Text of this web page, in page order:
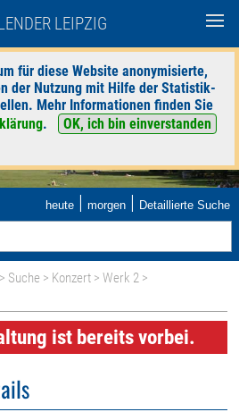
LEIPZIG
für diese Website anonymisierte,
der Nutzung mit Hilfe der Statistik-
Mehr Informationen finden Sie
.
OK, ich bin einverstanden
heute | morgen | Detaillierte Suche
> Suche > Konzert >Werk 2 >
ist bereits vorbei.